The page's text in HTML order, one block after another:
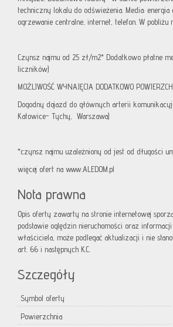
techniczny lokalu do odświeżenia. Media:
ogrzewanie centralne, internet, telefon. W pobliżu
Czynsz najmu od 25 zł/m2* Dodatkowo płatne
liczników)
MOŻLIWOŚĆ WYNAJĘCIA DODATKOWO
Dogodny dojazd do głównych arterii
Katowice- Tychy, Warszawa)
*czynsz najmu uzależniony od jest od długości
więcej ofert na www.ALEDOM.pl
Nota prawna
Opis oferty zawarty na stronie internetowej
podstawie oględzin nieruchomości oraz
właściciela, może podlegać aktualizacji i nie
art. 66 i następnych K.C.
Szczegóły
Symbol oferty
Powierzchnia